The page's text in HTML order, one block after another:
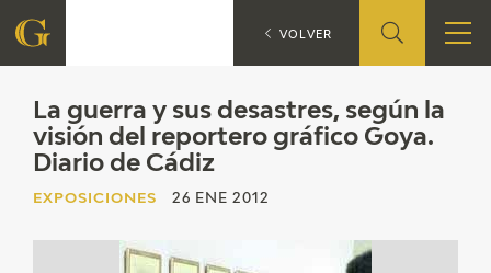
FUNDACIÓN
QUIENES SOMOS
ACCIÓN CORPORATIVA
La guerra y sus desastres, según la
visión del reportero gráfico Goya.
Diario de Cádiz
EXPOSICIONES 26 ENE 2012
EXPOSICIONES La
VOLVER